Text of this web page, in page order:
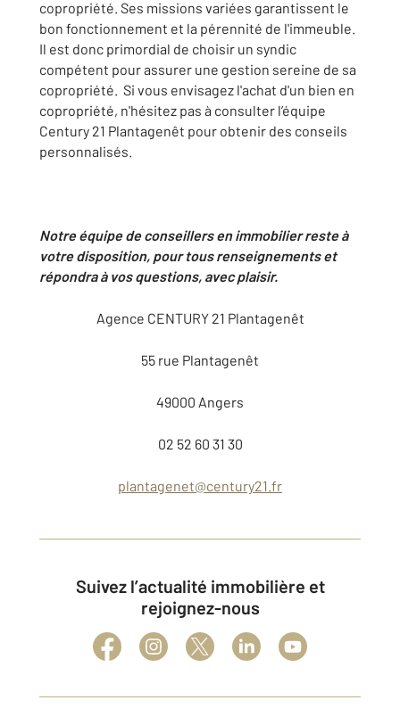
copropriété. Ses missions variées garantissent le
bon fonctionnement et la pérennité de l'immeuble.
Il est donc primordial de choisir un syndic
compétent pour assurer une gestion sereine de sa
copropriété. Si vous envisagez l'achat d'un bien en
copropriété, n'hésitez pas à consulter l’équipe
Century 21 Plantagenêt pour obtenir des conseils
personnalisés.
Notre équipe de conseillers en immobilier reste à
votre disposition, pour tous renseignements et
répondra à vos questions, avec plaisir.
Agence CENTURY 21 Plantagenêt
55 rue Plantagenêt
49000 Angers
02 52 60 31 30
plantagenet@century21.fr
Suivez l’actualité immobilière et
rejoignez-nous